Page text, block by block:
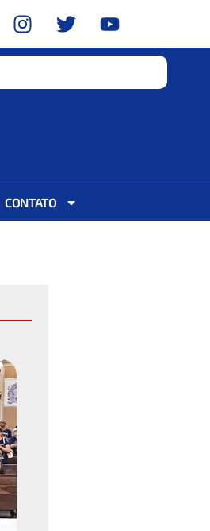
CONTATO